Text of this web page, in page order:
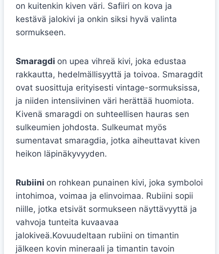
on kuitenkin kiven väri. Safiiri on kova ja
kestävä jalokivi ja onkin siksi hyvä valinta
sormukseen.
Smaragdi on upea vihreä kivi, joka edustaa
rakkautta, hedelmällisyyttä ja toivoa. Smaragdit
ovat suosittuja erityisesti vintage-sormuksissa,
ja niiden intensiivinen väri herättää huomiota.
Kivenä smaragdi on suhteellisen hauras sen
sulkeumien johdosta. Sulkeumat myös
sumentavat smaragdia, jotka aiheuttavat kiven
heikon läpinäkyvyyden.
Rubiini on rohkean punainen kivi, joka symboloi
intohimoa, voimaa ja elinvoimaa. Rubiini sopii
niille, jotka etsivät sormukseen näyttävyyttä ja
vahvoja tunteita kuvaavaa
jalokiveä.Kovuudeltaan rubiini on timantin
jälkeen kovin mineraali ja timantin tavoin